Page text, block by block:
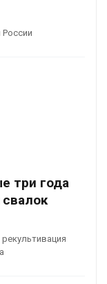
три года